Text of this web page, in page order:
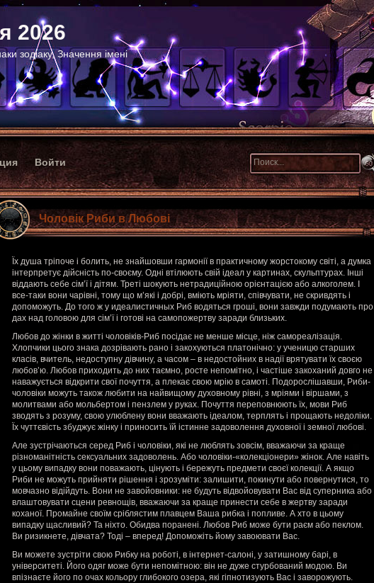
2026
зодіаку, Значення імені
Войти
Чоловік Риби в Любові
Їх душа тріпоче і болить, не знайшовши гармонії в практичному жорстокому світі, а думка
інтерпретує дійсність по-своєму. Одні втілюють свій ідеал у картинах, скульптурах. Інші
віддають себе сім’ї і дітям. Треті шокують нетрадиційною орієнтацією або алкоголем. І
все-таки вони чарівні, тому що м’які і добрі, вміють мріяти, співчувати, не скривдять і
допоможуть. До того ж у идеалистичных Риб водяться гроші, вони завжди подумають про
дах над головою для сім’ї і готові на самопожертву заради близьких.
Любов до жінки в житті чоловіків-Риб посідає не менше місце, ніж самореалізація.
Хлопчики цього знака дозрівають рано і закохуються платонічно: у ученицю старших
класів, вчитель, недоступну дівчину, а часом – в недостойних в надії врятувати їх своєю
любов’ю. Любов приходить до них таємно, росте непомітно, і частіше закоханий довго не
наважується відкрити свої почуття, а плекає свою мрію в самоті. Подорослішавши, Риби-
чоловіки можуть також любити на найвищому духовному рівні, з мріями і віршами, з
молитвами або мольбертом і пензлем у руках. Почуття переповнюють їх, мови Риб
зводять з розуму, свою улюблену вони вважають ідеалом, терплять і прощають недоліки.
Їх чуттєвість збуджує жінку і приносить їй істинне задоволення духовної і земної любові.
Але зустрічаються серед Риб і чоловіки, які не люблять зовсім, вважаючи за краще
різноманітність сексуальних задоволень. Або чоловіки-«колекціонери» жінок. Але навіть
у цьому випадку вони поважають, цінують і бережуть предмети своєї колекції. А якщо
Риби не можуть прийняти рішення і зрозуміти: залишити, покинути або повернутися, то
мовчазно відійдуть. Вони не завойовники: не будуть відвойовувати Вас від суперника або
влаштовувати сцени ревнощів, вважаючи за краще принести себе в жертву заради
коханої. Промайне своїм сріблястим плавцем Ваша рибка і попливе. А хто в цьому
випадку щасливий? Та ніхто. Обидва поранені. Любов Риб може бути раєм або пеклом.
Ви ризикнете, дівчата? Тоді – вперед! Допоможіть йому завоювати Вас.
Ви можете зустріти свою Рибку на роботі, в інтернет-салоні, у затишному барі, в
університеті. Його одяг може бути непомітною: він не дуже стурбований модою. Ви
впізнаєте його по очах кольору глибокого озера, які гіпнотизують Вас і заворожують.